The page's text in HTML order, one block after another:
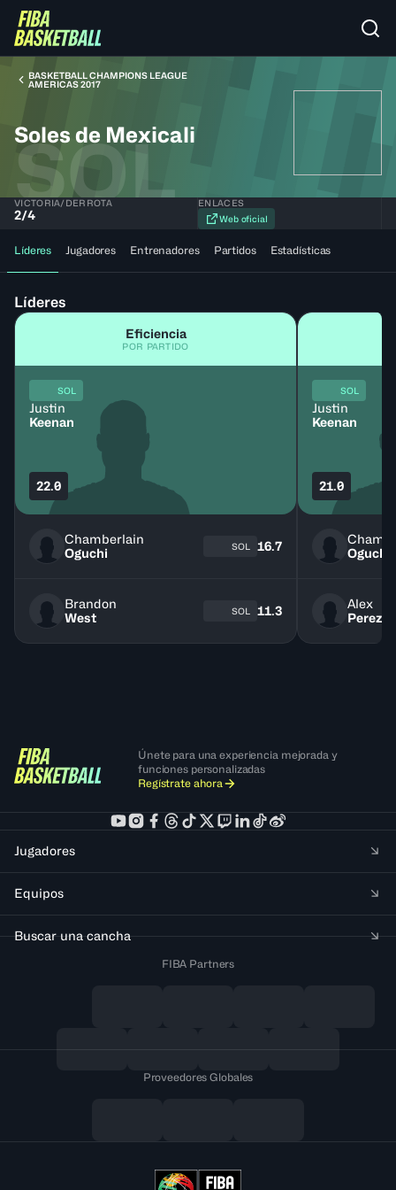
BASKETBALL CHAMPIONS LEAGUE
AMERICAS 2017
Soles de Mexicali
SOL
VICTORIA/DERROTA
2/4
ENLACES
Web oficial
Líderes Jugadores Entrenadores Partidos Estadísticas
Líderes
Eficiencia
POR PARTIDO
SOL
Justin
Keenan
22.0
Chamberlain
Oguchi
SOL 16.7
Brandon
West
SOL 11.3
SOL
Justin
Keenan
21.0
Oguchi
Alex
Perez
Únete para una experiencia mejorada y
funciones personalizadas
Regístrate ahora
Jugadores
Equipos
Buscar una cancha
FIBA Partners
Proveedores Globales